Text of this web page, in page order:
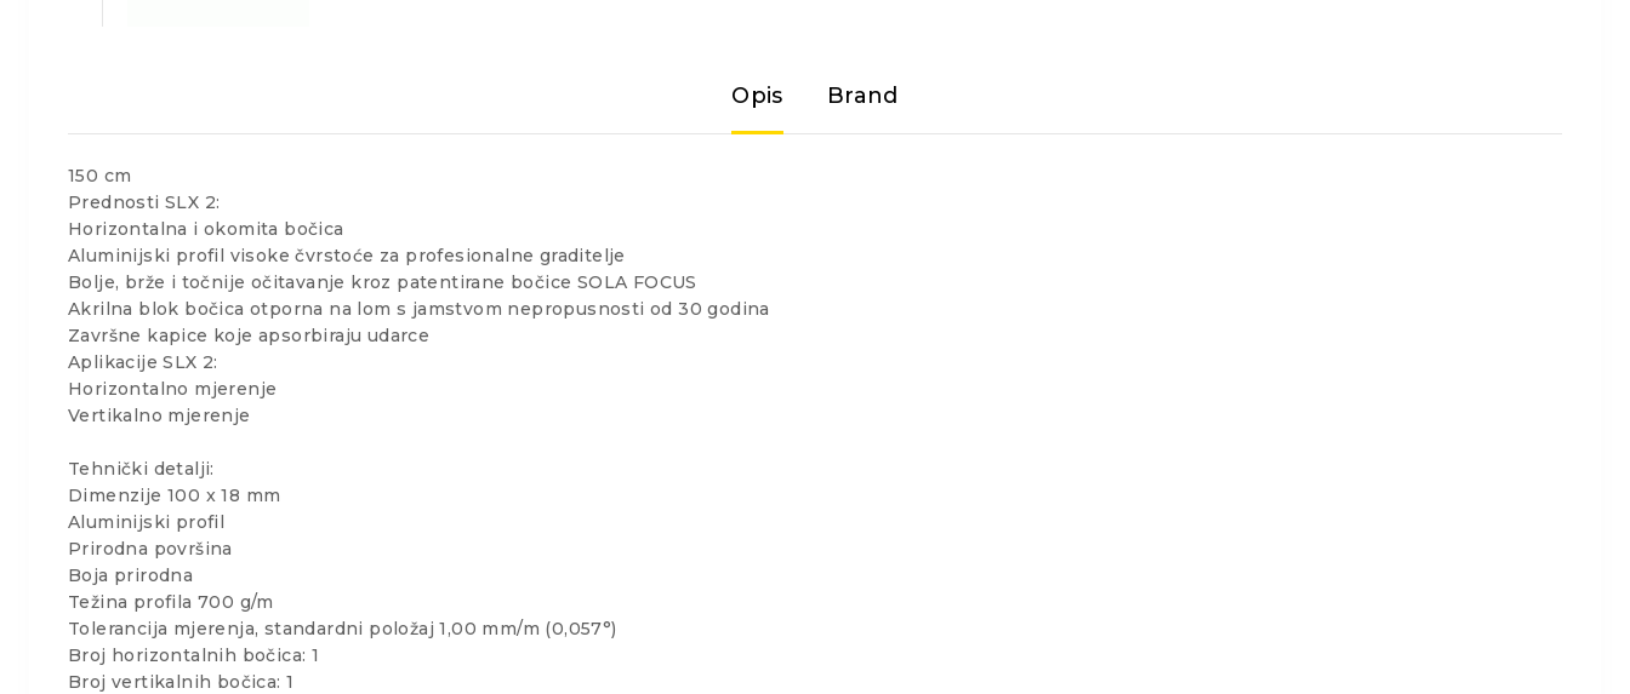
Opis Brand
150 cm
Prednosti SLX 2:
Horizontalna i okomita bočica
Aluminijski profil visoke čvrstoće za profesionalne graditelje
Bolje, brže i točnije očitavanje kroz patentirane bočice SOLA FOCUS
Akrilna blok bočica otporna na lom s jamstvom nepropusnosti od 30 godina
Završne kapice koje apsorbiraju udarce
Aplikacije SLX 2:
Horizontalno mjerenje
Vertikalno mjerenje
Tehnički detalji:
Dimenzije 100 x 18 mm
Aluminijski profil
Prirodna površina
Boja prirodna
Težina profila 700 g/m
Tolerancija mjerenja, standardni položaj 1,00 mm/m (0,057°)
Broj horizontalnih bočica: 1
Broj vertikalnih bočica: 1